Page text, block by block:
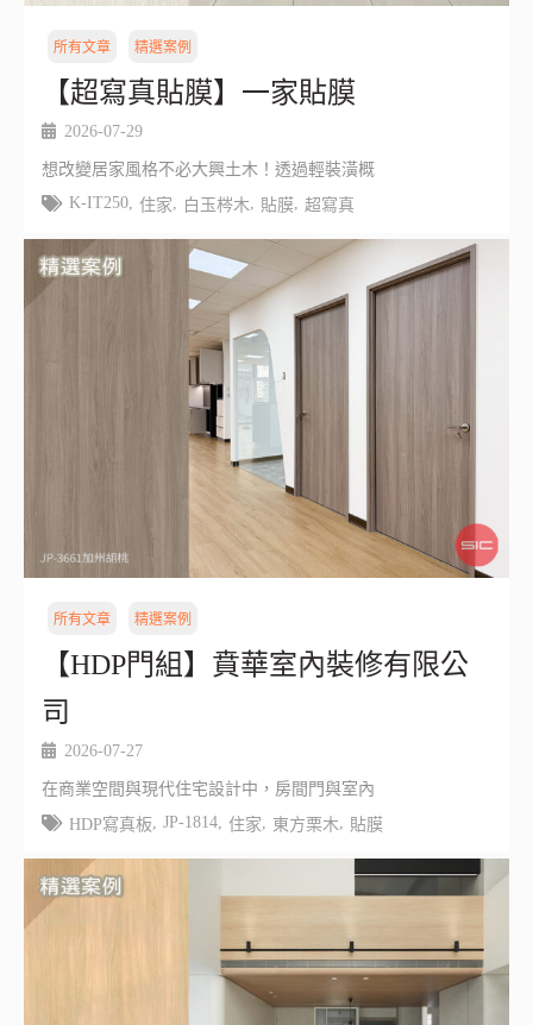
所有文章 精選案例
【超寫真貼膜】一家貼膜
2026-07-29
想改變居家風格不必大興土木！透過輕裝潢概
K-IT250, 住家 白玉梣木 貼膜, 超寫真
所有文章 精選案例
【HDP門組】賁華室內裝修有限公
司
2026-07-27
在商業空間與現代住宅設計中，房間門與室內
HDP寫真板, JP-1814, 住家, 東方栗木, 貼膜